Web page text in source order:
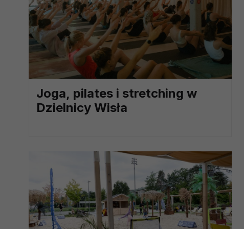
Joga, pilates i stretching w
Dzielnicy Wisła
prawną dla pomiarów
Przetwarzanie Twoich danych w
zgody.